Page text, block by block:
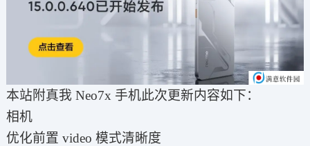
本站附真我 Neo7x 手机此次更新内容如下：
相机
优化前置 video 模式清晰度